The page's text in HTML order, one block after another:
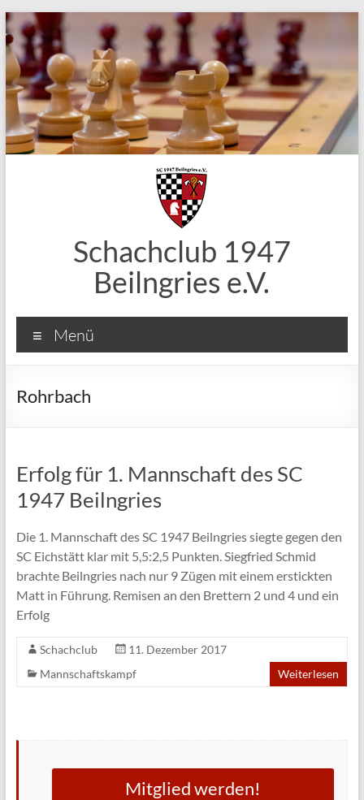
Zum
Inhalt
springen
Schachclub 1947
Beilngries e.V.
Menü
Rohrbach
Erfolg für 1. Mannschaft des SC
1947 Beilngries
Die 1. Mannschaft des SC 1947 Beilngries siegte gegen den
SC Eichstätt klar mit 5,5:2,5 Punkten. Siegfried Schmid
brachte Beilngries nach nur 9 Zügen mit einem erstickten
Matt in Führung. Remisen an den Brettern 2 und 4 und ein
Erfolg
Schachclub
11. Dezember 2017
Mannschaftskampf
Weiterlesen
Mitglied werden!